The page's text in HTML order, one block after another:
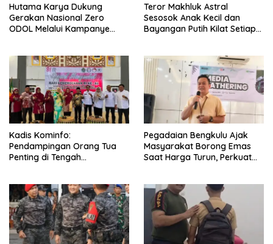
Hutama Karya Dukung
Gerakan Nasional Zero
ODOL Melalui Kampanye
Teror Makhluk Astral
Sesosok Anak Kecil dan
Bayangan Putih Kilat Setiap
Kadis Kominfo:
Pendampingan Orang Tua
Penting di Tengah
Pegadaian Bengkulu Ajak
Masyarakat Borong Emas
Saat Harga Turun, Perkuat